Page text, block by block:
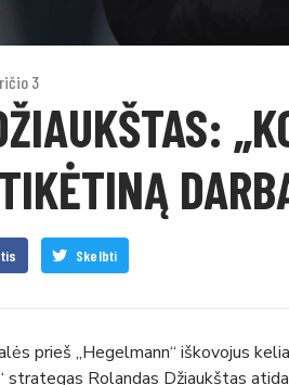
3
Skelbti
prieš „Hegelmann“ iškovojus
strategas Rolandas Džiaukštas